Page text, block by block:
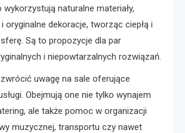
naturalne materiały,
oryginalne dekoracje, tworząc ciepłą i
Są to propozycje dla par
i niepowtarzalnych rozwiązań.
uwagę na sale oferujące
Obejmują one nie tylko wynajem
ale także pomoc w organizacji
muzycznej, transportu czy nawet